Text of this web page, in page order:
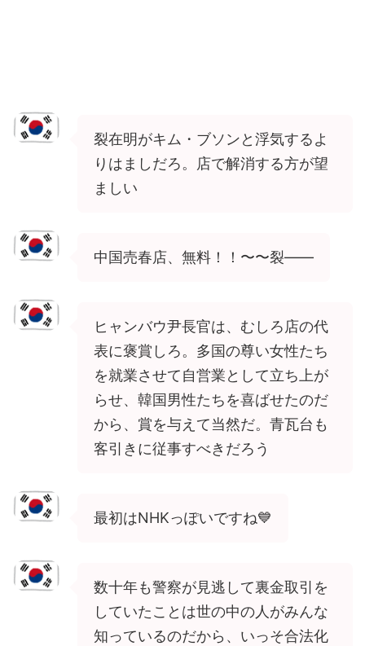
裂在明がキム・ブソンと浮気するよ
りはましだろ。店で解消する方が望
ましい
中国売春店、無料！！〜〜裂――
ヒャンバウ尹長官は、むしろ店の代
表に褒賞しろ。多国の尊い女性たち
を就業させて自営業として立ち上が
らせ、韓国男性たちを喜ばせたのだ
から、賞を与えて当然だ。青瓦台も
客引きに従事すべきだろう
最初はNHKっぽいですね💙
数十年も警察が見逃して裏金取引を
していたことは世の中の人がみんな
知っているのだから、いっそ合法化